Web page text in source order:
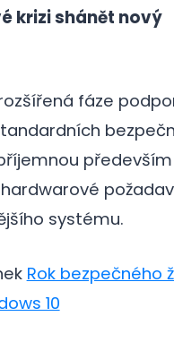
galerie: cviky
krizi shánět nový
fáze
systému.
Rok bezpečného
10